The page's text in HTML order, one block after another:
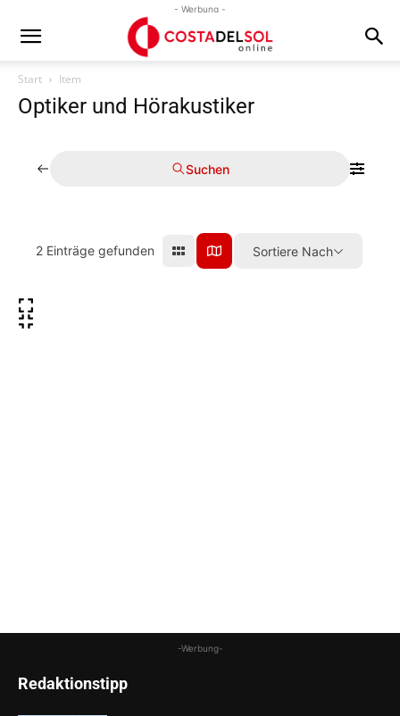
- Werbung -
Start Item
Optiker und Hörakustiker
Suchen
2 Einträge gefunden Sortiere Nach
-Werbung-
Redaktionstipp